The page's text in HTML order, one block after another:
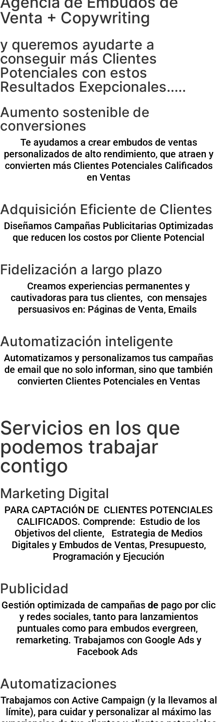
Venta + Copywriting
y queremos ayudarte a
conseguir más Clientes
Potenciales con estos
Resultados Exepcionales.....
Aumento sostenible de
conversiones
Te ayudamos a crear embudos de ventas
personalizados de alto rendimiento, que atraen y
convierten más Clientes Potenciales Calificados
en Ventas
Adquisición Eficiente de Clientes
Diseñamos Campañas Publicitarias Optimizadas
que reducen los costos por Cliente Potencial
Fidelización a largo plazo
Creamos experiencias permanentes y
cautivadoras para tus clientes, con mensajes
persuasivos en: Páginas de Venta, Emails
Automatización inteligente
Automatizamos y personalizamos tus campañas
de email que no solo informan, sino que también
convierten Clientes Potenciales en Ventas
Servicios en los que
podemos trabajar
contigo
Marketing Digital
PARA CAPTACIÓN DE CLIENTES POTENCIALES
CALIFICADOS. Comprende: Estudio de los
Objetivos del cliente, Estrategia de Medios
Digitales y Embudos de Ventas, Presupuesto,
Programación y Ejecución
Publicidad
Gestión optimizada de campañas de pago por clic
y redes sociales, tanto para lanzamientos
puntuales como para embudos evergreen,
remarketing. Trabajamos con Google Ads y
Facebook Ads
Automatizaciones
Trabajamos con Active Campaign (y la llevamos al
límite), para cuidar y personalizar al máximo las